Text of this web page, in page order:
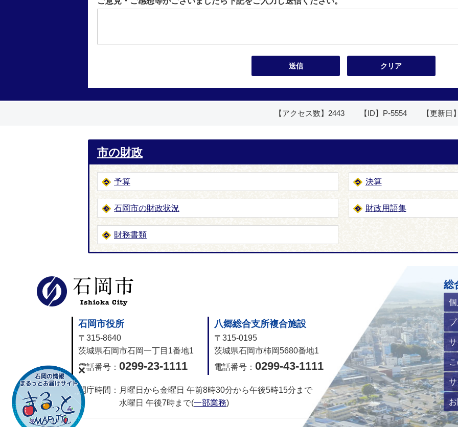
【アクセス数】 2443 【ID】 P-5554 【更新日
市の財政
予算 決算
石岡市の財政状況 財政用語集
財務書類
石岡市役所
〒315-8640
茨城県石岡市石岡一丁目1番地1
電話番号： 0299-23-1111
八郷総合支所複合施設
〒315-0195
茨城県石岡市柿岡5680番地1
電話番号： 0299-43-1111
開庁時間： 月曜日から金曜日 午前8時30分から午後5時15分まで
水曜日 午後7時まで(一部業務)
総